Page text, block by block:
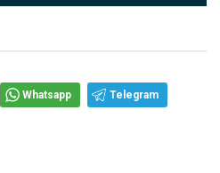
Whatsapp Telegram